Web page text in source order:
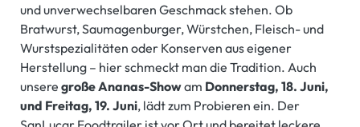
und unverwechselbaren Geschmack stehen. Ob
Bratwurst, Saumagenburger, Würstchen, Fleisch- und
Wurstspezialitäten oder Konserven aus eigener
Herstellung – hier schmeckt man die Tradition. Auch
unsere große Ananas-Showam Donnerstag, 18. Juni,
und Freitag, 19. Juni, lädt zum Probieren ein. Der